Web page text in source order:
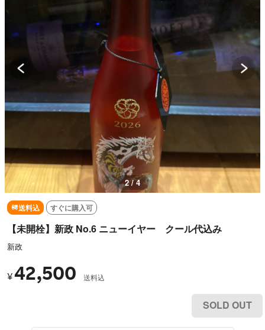
2 / 4
送料込 すぐに購入可
【未開栓】新政 No.6 ニューイヤー クール代込み
新政
¥42,500 送料込
SOLD OUT